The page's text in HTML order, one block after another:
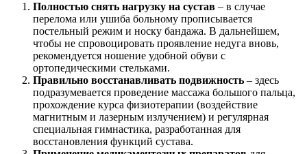
Полностью снять нагрузку на сустав – в случае
перелома или ушиба больному прописывается
постельный режим и носку бандажа. В дальнейшем,
чтобы не спровоцировать проявление недуга вновь,
рекомендуется ношение удобной обуви с
ортопедическими стельками.
Правильно восстанавливать подвижность – здесь
подразумевается проведение массажа большого пальца,
прохождение курса физиотерапии (воздействие
магнитным и лазерным излучением) и регулярная
специальная гимнастика, разработанная для
восстановления функций сустава.